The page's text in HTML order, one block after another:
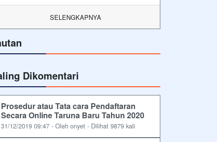
SELENGKAPNYA
Dikomentari
Prosedur atau Tata cara Pendaftaran
Secara Online Taruna Baru Tahun 2020
31/12/2019 09:47 - Oleh onyet - Dilihat 9879 kali